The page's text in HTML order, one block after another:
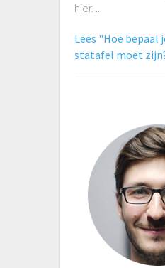
hier. ...
Lees "Hoe bepaal
statafel moet